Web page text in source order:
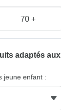
70 +
adaptés aux
jeune enfant :